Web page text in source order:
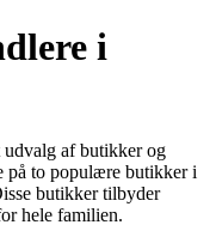
i
af butikker og
på to populære butikker i
butikker tilbyder
hele familien.